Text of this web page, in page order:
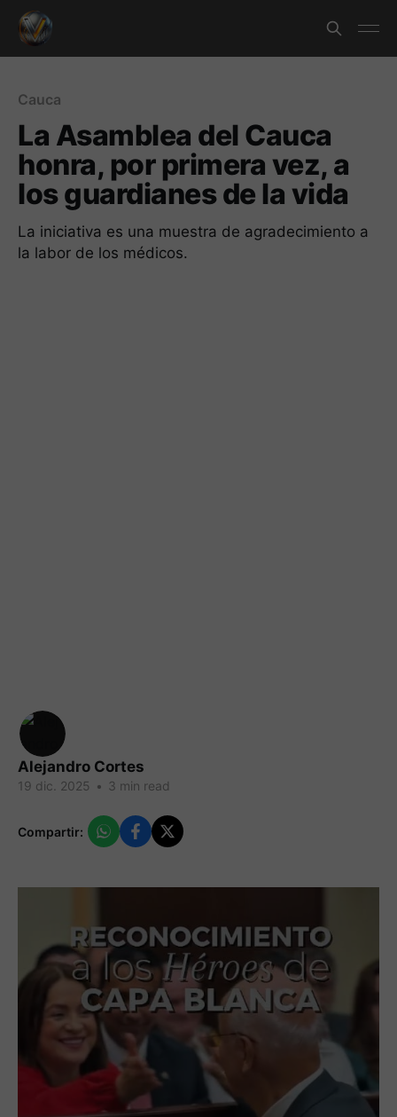
Cauca
La Asamblea del Cauca
honra, por primera vez, a
los guardianes de la vida
La iniciativa es una muestra de agradecimiento a
la labor de los médicos.
Alejandro Cortes
19 dic. 2025 • 3 min read
Compartir: